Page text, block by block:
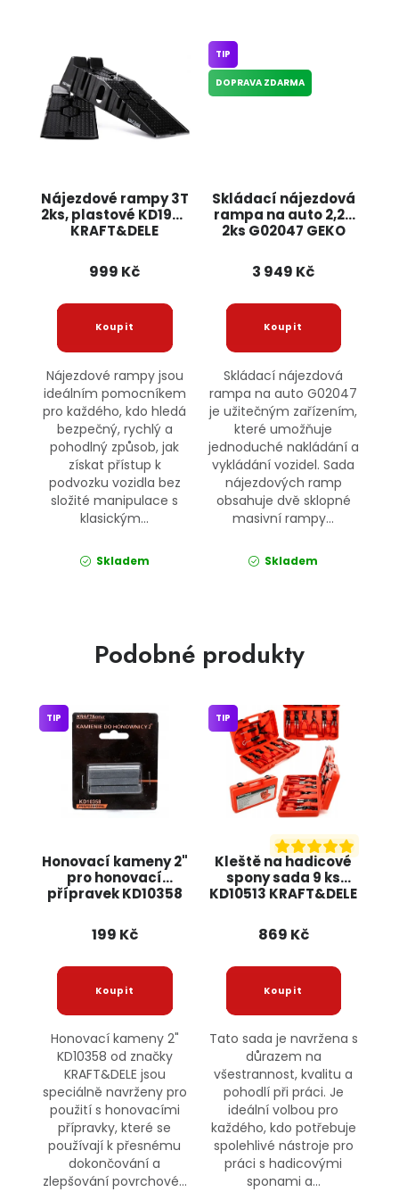
Nájezdové rampy 3T
2ks, plastové KD1987
KRAFT&DELE
999 Kč
Nájezdové rampy jsou
ideálním pomocníkem
pro každého, kdo hledá
bezpečný, rychlý a
pohodlný způsob, jak
získat přístup k
podvozku vozidla bez
složité manipulace s
klasickým...
Skladem
Skládací nájezdová
rampa na auto 2,2T
2ks G02047 GEKO
TIP
DOPRAVA ZDARMA
3 949 Kč
Skládací nájezdová
rampa na auto G02047
je užitečným zařízením,
které umožňuje
jednoduché nakládání a
vykládání vozidel. Sada
nájezdových ramp
obsahuje dvě sklopné
masivní rampy...
Skladem
Podobné produkty
Honovací kameny 2"
pro honovací
přípravek KD10358
TIP
199 Kč
Honovací kameny 2"
KD10358 od značky
KRAFT&DELE jsou
speciálně navrženy pro
použití s honovacími
přípravky, které se
používají k přesnému
dokončování a
zlepšování povrchové...
Kleště na hadicové
spony sada 9 ks
KD10513 KRAFT&DELE
TIP
869 Kč
Tato sada je navržena s
důrazem na
všestrannost, kvalitu a
pohodlí při práci. Je
ideální volbou pro
každého, kdo potřebuje
spolehlivé nástroje pro
práci s hadicovými
sponami a...